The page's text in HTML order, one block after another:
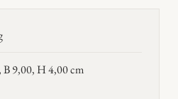
B 9,00, H 4,00 cm